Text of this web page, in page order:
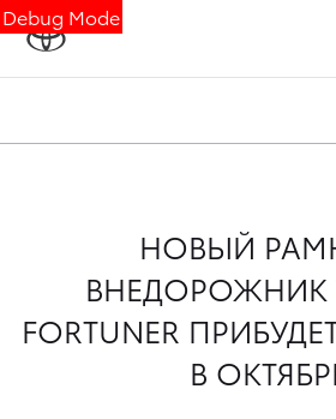
Debug Mode
НОВЫЙ
ВНЕДОРОЖНИК
FORTUNER
В